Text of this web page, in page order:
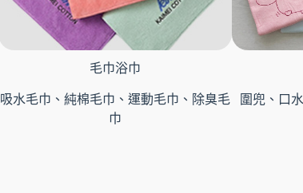
毛巾浴巾
吸水毛巾、純棉毛巾、運動毛巾、除臭毛
巾
圍兜、口